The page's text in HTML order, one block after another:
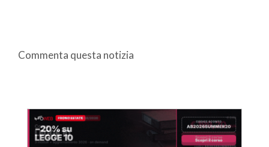
Commenta questa notizia